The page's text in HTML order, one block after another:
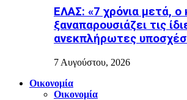
ΕΛΑΣ: «7 χρόνια μετά,
ξαναπαρουσιάζει τις
ανεκπλήρωτες
7 Αυγούστου, 2026
Οικονομία
Οικονομία